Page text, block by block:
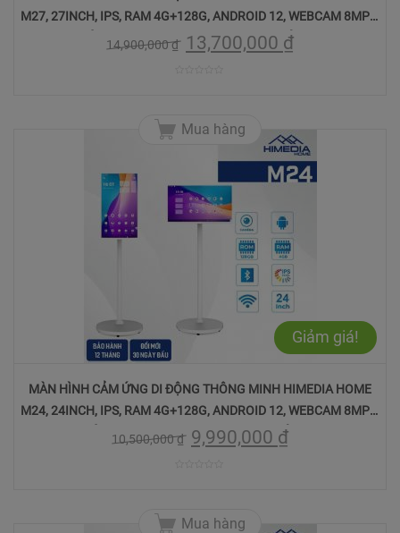
M27, 27INCH, IPS, RAM 4G+128G, ANDROID 12, WEBCAM 8MPX,
TÍCH HỢP PIN 10000MAH, BH 12 THÁNG."
14,900,000₫ 13,700,000 ₫
Mua hàng
Giảm giá!
MÀN HÌNH CẢM ỨNG DI ĐỘNG THÔNG MINH HIMEDIA HOME
M24, 24INCH, IPS, RAM 4G+128G, ANDROID 12, WEBCAM 8MPX,
TÍCH HỢP PIN 8000MAH, BH 12 THÁNG."
10,500,000₫ 9,990,000 ₫
Mua hàng